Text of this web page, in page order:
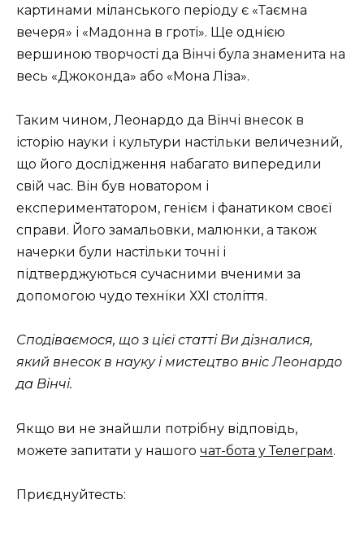
картинами міланського періоду є «Таємна
вечеря» і «Мадонна в гроті». Ще однією
вершиною творчості да Вінчі була знаменита на
весь «Джоконда» або «Мона Ліза».
Таким чином, Леонардо да Вінчі внесок в
історію науки і культури настільки величезний,
що його дослідження набагато випередили
свій час. Він був новатором і
експериментатором, генієм і фанатиком своєї
справи. Його замальовки, малюнки, а також
начерки були настільки точні і
підтверджуються сучасними вченими за
допомогою чудо техніки ХХІ століття.
Сподіваємося, що з цієї статті Ви дізналися,
який внесок в науку і мистецтво вніс Леонардо
да Вінчі.
Якщо ви не знайшли потрібну відповідь,
можете запитати у нашого чат-бота у Телеграм.
Приєднуйтесть: